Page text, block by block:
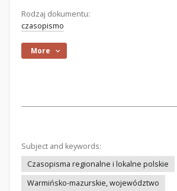
Rodzaj dokumentu:
czasopismo
More
Subject and keywords:
Czasopisma regionalne i lokalne polskie
Warmińsko-mazurskie, województwo